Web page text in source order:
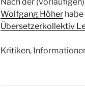
Wolfgang Höher
Übersetzerkollektiv
Kritiken,